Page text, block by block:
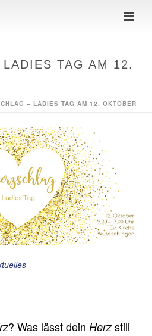
TAG AM 12.
– LADIES TAG AM 12. OKTOBER
? Was lässt dein Herz still